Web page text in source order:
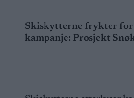
Skiskytterne frykter for
kampanje: Prosjekt